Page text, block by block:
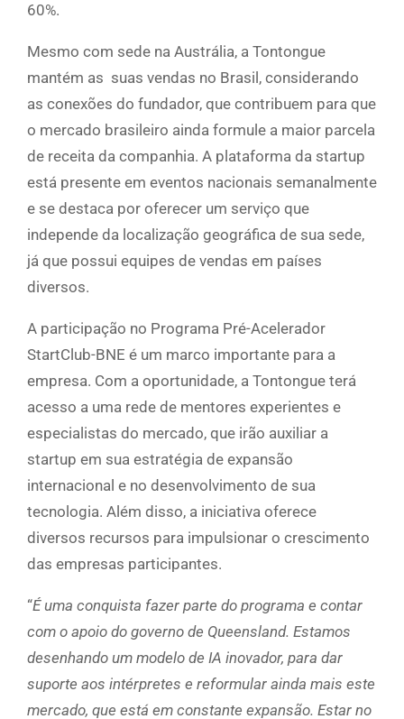
60%.
Mesmo com sede na Austrália, a Tontongue
mantém as suas vendas no Brasil, considerando
as conexões do fundador, que contribuem para que
o mercado brasileiro ainda formule a maior parcela
de receita da companhia. A plataforma da startup
está presente em eventos nacionais semanalmente
e se destaca por oferecer um serviço que
independe da localização geográfica de sua sede,
já que possui equipes de vendas em países
diversos.
A participação no Programa Pré-Acelerador
StartClub-BNE é um marco importante para a
empresa. Com a oportunidade, a Tontongue terá
acesso a uma rede de mentores experientes e
especialistas do mercado, que irão auxiliar a
startup em sua estratégia de expansão
internacional e no desenvolvimento de sua
tecnologia. Além disso, a iniciativa oferece
diversos recursos para impulsionar o crescimento
das empresas participantes.
“É uma conquista fazer parte do programa e contar
com o apoio do governo de Queensland. Estamos
desenhando um modelo de IA inovador, para dar
suporte aos intérpretes e reformular ainda mais este
mercado, que está em constante expansão. Estar no